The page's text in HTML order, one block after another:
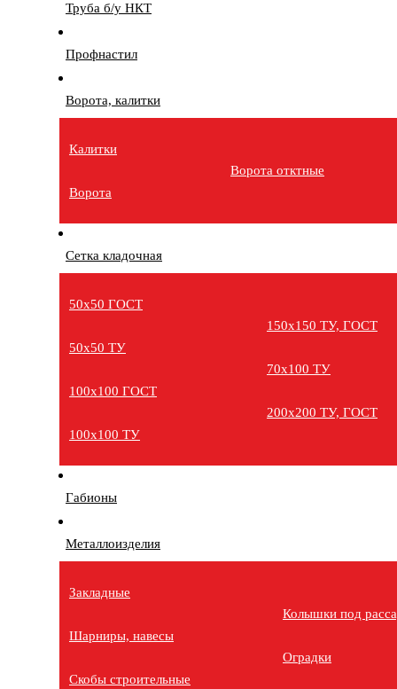
Труба б/у НКТ
Профнастил
Ворота, калитки
Калитки
Ворота
Ворота отктные
Сетка кладочная
50х50 ГОСТ
50х50 ТУ
100х100 ГОСТ
100х100 ТУ
150х150 ТУ, ГОСТ
70х100 ТУ
200х200 ТУ, ГОСТ
Габионы
Металлоизделия
Закладные
Шарниры, навесы
Скобы строительные
Колышки под
Оградки